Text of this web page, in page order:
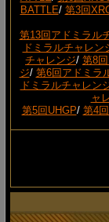
BATTLE/ 第3回
第13回アドミラル
ドミラルチャレン
チャレンジ/ 第8
ジ/ 第6回アドミラ
ドミラルチャレン
ャ
第5回UHGP/ 第4